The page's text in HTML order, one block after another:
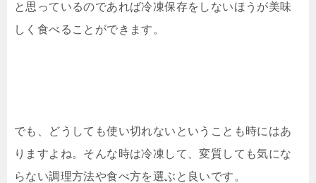
と思っているのであれば冷凍保存をしないほうが美味
しく食べることができます。
でも、どうしても使い切れないということも時にはあ
りますよね。そんな時は冷凍して、変質しても気にな
らない調理方法や食べ方を選ぶと良いです。